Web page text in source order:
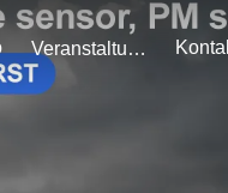
Veranstaltungen